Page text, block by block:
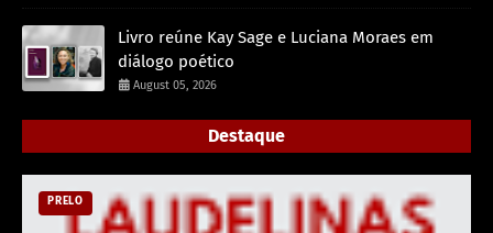
Livro reúne Kay Sage e Luciana Moraes em
diálogo poético
August 05, 2026
Destaque
PRELO